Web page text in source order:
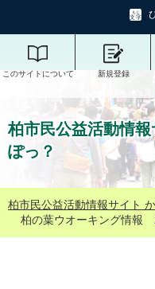
このサイトについて 新規登録
柏市民公益活動情
ぽっ？
柏市民公益活動情報サイト
柏の葉ウオーキング情報